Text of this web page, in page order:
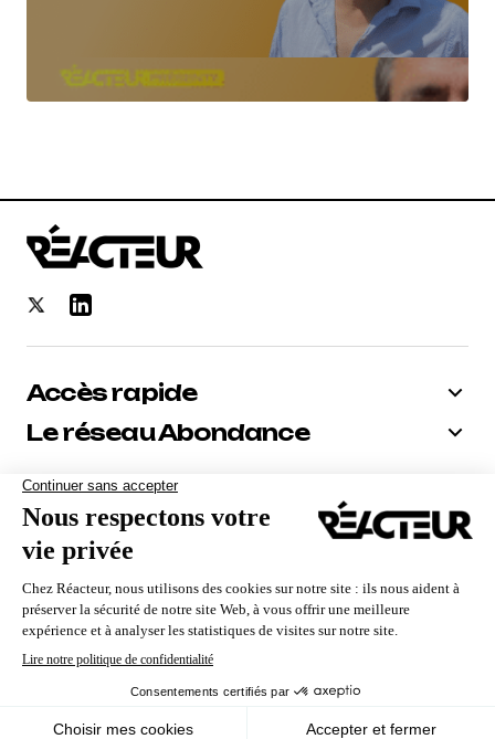
Accès rapide
Le réseau Abondance
Bénéficiez de -10% sur tous nos
abonnements
Recevoir le code
Politique de confidentialité
Marketing
Nous utilisons des cookies pour vous garantir la meilleure
expérience sur notre site. Si vous continuez à utiliser ce
dernier, nous considérerons que vous acceptez l'utilisation des